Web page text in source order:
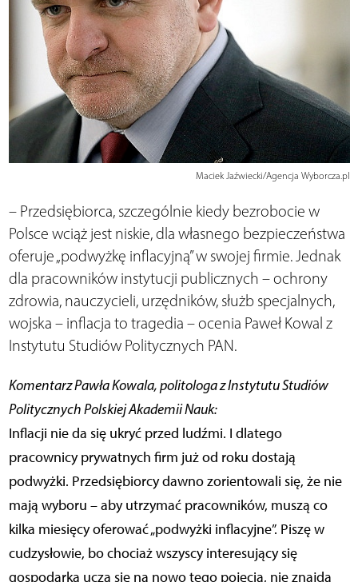
Maciek Jaźwiecki/Agencja Wyborcza.pl
– Przedsiębiorca, szczególnie kiedy bezrobocie w
Polsce wciąż jest niskie, dla własnego bezpieczeństwa
oferuje „podwyżkę inflacyjną” w swojej firmie. Jednak
dla pracowników instytucji publicznych – ochrony
zdrowia, nauczycieli, urzędników, służb specjalnych,
wojska – inflacja to tragedia – ocenia Paweł Kowal z
Instytutu Studiów Politycznych PAN.
Komentarz Pawła Kowala, politologa z Instytutu Studiów
Politycznych Polskiej Akademii Nauk:
Inflacji nie da się ukryć przed ludźmi. I dlatego
pracownicy prywatnych firm już od roku dostają
podwyżki. Przedsiębiorcy dawno zorientowali się, że nie
mają wyboru – aby utrzymać pracowników, muszą co
kilka miesięcy oferować „podwyżki inflacyjne”. Piszę w
cudzysłowie, bo chociaż wszyscy interesujący się
gospodarką uczą się na nowo tego pojęcia, nie znajdą